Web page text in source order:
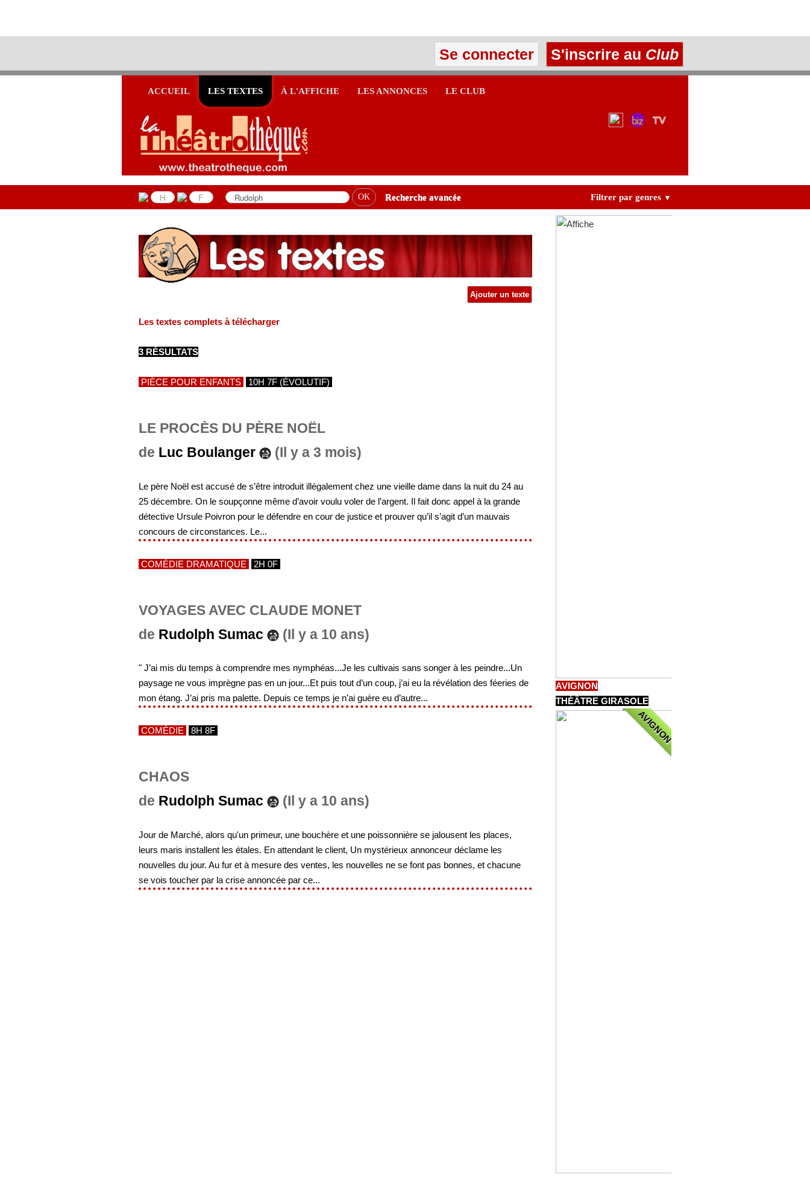
Se connecter S'inscrire au Club
ACCUEIL LES TEXTES À L'AFFICHE LES ANNONCES LE CLUB
Recherche avancée Filtrer par genres ▼
Ajouter un texte
Les textes complets à télécharger
3 RÉSULTATS
PIÈCE POUR ENFANTS 10H 7F (ÉVOLUTIF)
LE PROCÈS DU PÈRE NOËL
de Luc Boulanger (Il y a 3 mois)
Le père Noël est accusé de s’être introduit illégalement chez une vieille dame dans la nuit du 24 au
25 décembre. On le soupçonne même d’avoir voulu voler de l’argent. Il fait donc appel à la grande
détective Ursule Poivron pour le défendre en cour de justice et prouver qu’il s’agit d’un mauvais
concours de circonstances. Le...
COMÉDIE DRAMATIQUE 2H 0F
VOYAGES AVEC CLAUDE MONET
de Rudolph Sumac (Il y a 10 ans)
" J’ai mis du temps à comprendre mes nymphéas...Je les cultivais sans songer à les peindre...Un
paysage ne vous imprègne pas en un jour...Et puis tout d’un coup, j’ai eu la révélation des féeries de
mon étang. J’ai pris ma palette. Depuis ce temps je n’ai guère eu d’autre...
COMÉDIE 8H 8F
CHAOS
de Rudolph Sumac (Il y a 10 ans)
Jour de Marché, alors qu'un primeur, une bouchère et une poissonnière se jalousent les places,
leurs maris installent les étales. En attendant le client, Un mystérieux annonceur déclame les
nouvelles du jour. Au fur et à mesure des ventes, les nouvelles ne se font pas bonnes, et chacune
se vois toucher par la crise annoncée par ce...
AVIGNON
THÉÂTRE GIRASOLE
AVIGNON